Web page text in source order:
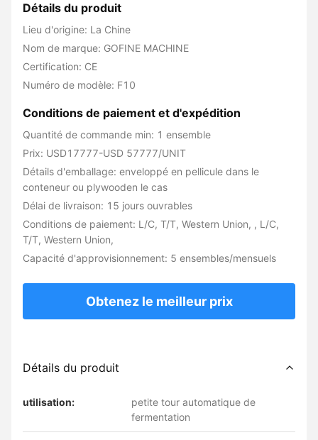
Détails du produit
Lieu d'origine: La Chine
Nom de marque: GOFINE MACHINE
Certification: CE
Numéro de modèle: F10
Conditions de paiement et d'expédition
Quantité de commande min: 1 ensemble
Prix: USD17777-USD 57777/UNIT
Détails d'emballage: enveloppé en pellicule dans le
conteneur ou plywooden le cas
Délai de livraison: 15 jours ouvrables
Conditions de paiement: L/C, T/T, Western Union, , L/C,
T/T, Western Union,
Capacité d'approvisionnement: 5 ensembles/mensuels
Obtenez le meilleur prix
Détails du produit
utilisation:
petite tour automatique de
fermentation